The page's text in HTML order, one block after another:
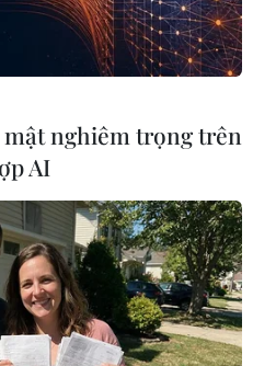
(Nguồn ảnh: ENV cung cấp)
nghiêm trọng trên
AI